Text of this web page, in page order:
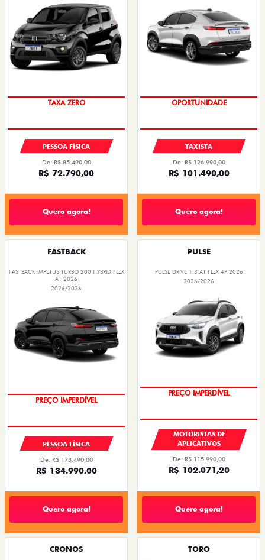
PREÇO IMPERDÍVEL
PESSOA FÍSICA
De: R$ 85.490,00
R$ 72.790,00
Quero agora!
OPORTUNIDADE
TAXISTA
De: R$ 126.990,00
R$ 101.490,00
Quero agora!
FASTBACK
FASTBACK IMPETUS TURBO 200 HYBRID FLEX
AT 2026
2026/2026
OPORTUNIDADE
PESSOA FÍSICA
De: R$ 173.490,00
R$ 134.990,00
Quero agora!
PULSE
PULSE DRIVE 1.3 AT FLEX 4P 2026
2026/2026
PREÇO IMPERDÍVEL
MOTORISTAS DE
APLICATIVOS
De: R$ 115.990,00
R$ 102.071,20
Quero agora!
CRONOS TORO